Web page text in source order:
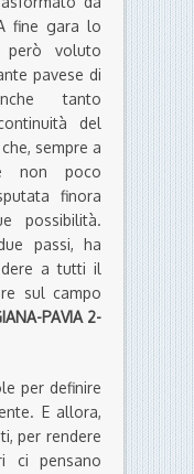
fine gara lo
voluto
pavese di
tanto
del
sempre a
non poco
finora
possibilità.
passi, ha
a tutti il
sul campo
PAVIA 2-
per definire
E allora,
per rendere
ci pensano